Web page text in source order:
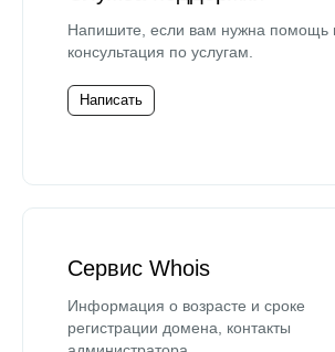
Напишите, если вам нужна помощь
консультация по услугам.
Написать
Сервис Whois
Информация о возрасте и сроке
регистрации домена, контакты